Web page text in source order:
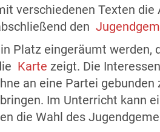
verschiedenen Texten
den
Platz eingeräumt
Karte zeigt. Die
an eine Partei
Im Unterricht kann
die Wahl des